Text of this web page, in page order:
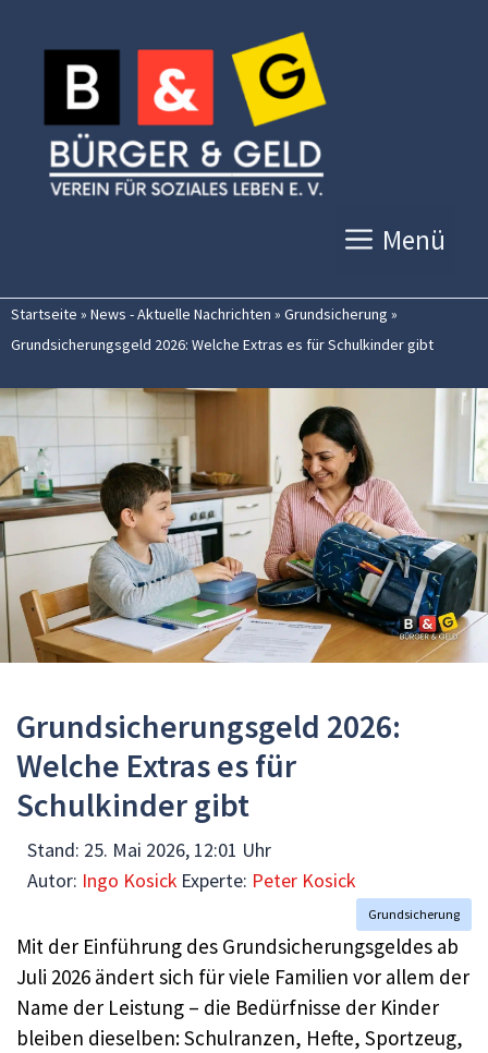
Inhalt
springen
Menü
Startseite » News - Aktuelle Nachrichten » Grundsicherung »
Grundsicherungsgeld 2026: Welche Extras es für Schulkinder gibt
Grundsicherungsgeld 2026:
Welche Extras es für
Schulkinder gibt
Stand: 25. Mai 2026, 12:01 Uhr
Autor: Ingo Kosick Experte: Peter Kosick
Grundsicherung
Mit der Einführung des Grundsicherungsgeldes ab
Juli 2026 ändert sich für viele Familien vor allem der
Name der Leistung – die Bedürfnisse der Kinder
bleiben dieselben: Schulranzen, Hefte, Sportzeug,